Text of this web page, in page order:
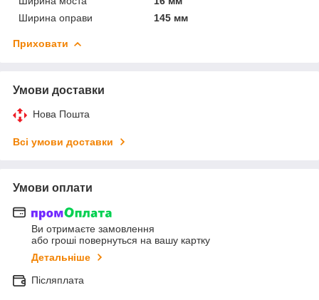
Ширина оправи
145 мм
Приховати
Умови доставки
Нова Пошта
Всі умови доставки
Умови оплати
Ви отримаєте замовлення
або гроші повернуться на вашу картку
Детальніше
Післяплата